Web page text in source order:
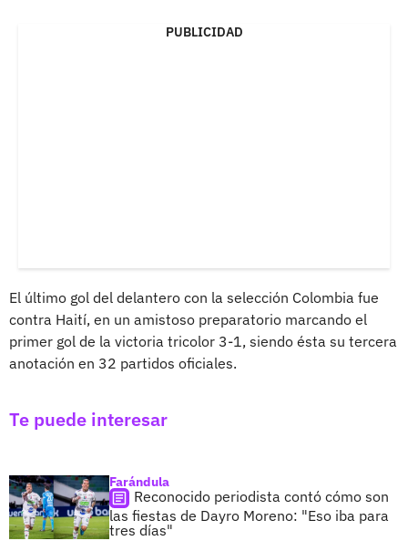
PUBLICIDAD
El último gol del delantero con la selección Colombia fue
contra Haití, en un amistoso preparatorio marcando el
primer gol de la victoria tricolor 3-1, siendo ésta su tercera
anotación en 32 partidos oficiales.
Te puede interesar
Farándula
Reconocido periodista contó cómo son
las fiestas de Dayro Moreno: "Eso iba para
tres días"